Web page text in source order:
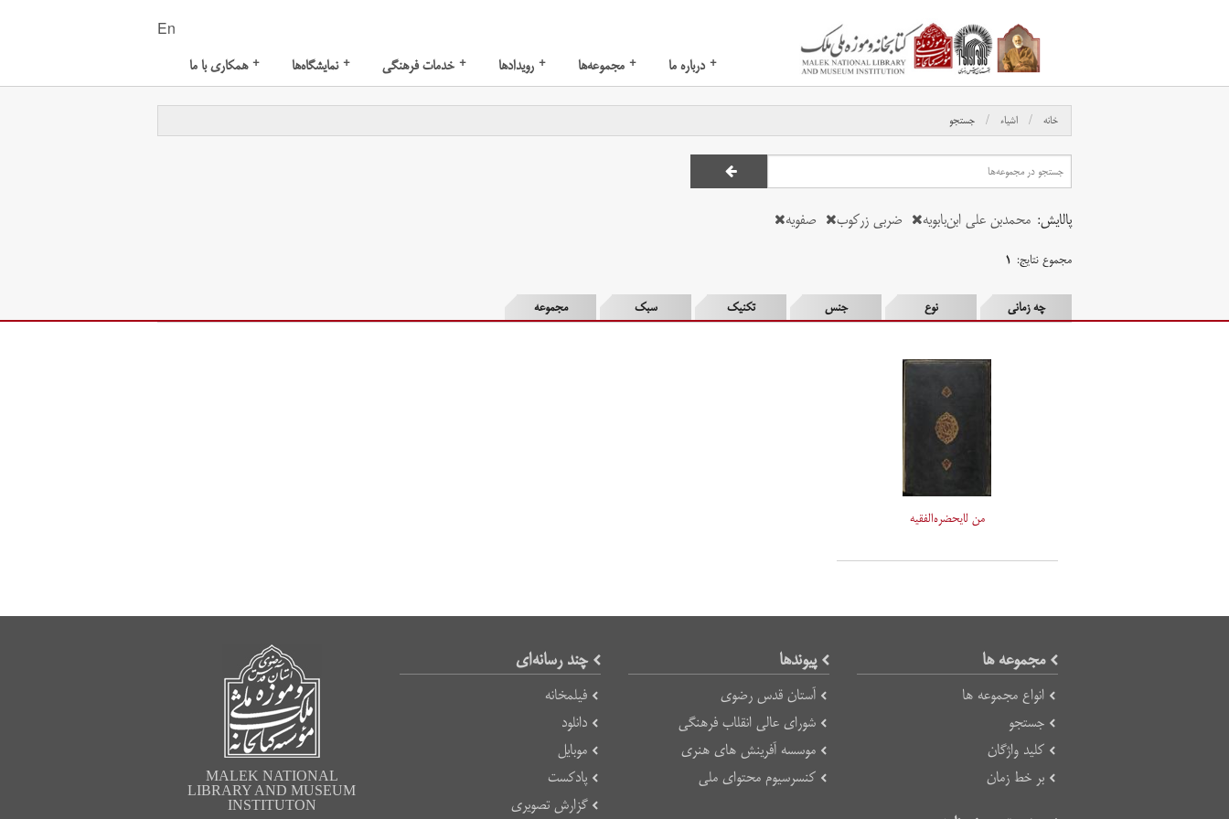
En
همکاری با ما + نمایشگاه‌ها + خدمات فرهنگی + رویدادها + مجموعه‌ها + درباره ما +
خانه اشیاء جستجو
پالایش: محمدبن علی ابن‌بابویه ضربی زرکوب صفویه
مجموع نتایج: ۱
چه زمانی نوع جنس تکنیک سبک مجموعه
من لایحضره‌الفقیه
مجموعه ها
انواع مجموعه ها
جستجو
کلید واژگان
بر خط زمان
پیوند‌ها
آستان قدس رضوی
شورای عالی انقلاب فرهنگی
موسسه آفرینش های هنری
کنسرسیوم محتوای ملی
چند رسانه‌ای
فیلمخانه
دانلود
موبایل
پادکست
گزارش تصویری
MALEK NATIONAL
LIBRARY AND MUSEUM
INSTITUTON